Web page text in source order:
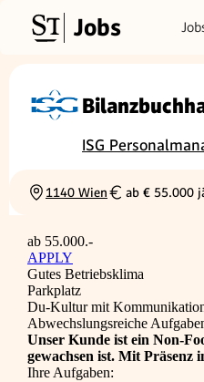
Jobs
ISG
Ortschaft
1140 Wien
Gehalt
ab € 55.000
ab 55.000.-
APPLY
Gutes Betriebsklima
Parkplatz
Du-Kultur mit
Abwechslungsreiche
Unser Kunde ist ein Non-
gewachsen ist. Mit Präsenz
Ihre Aufgaben: